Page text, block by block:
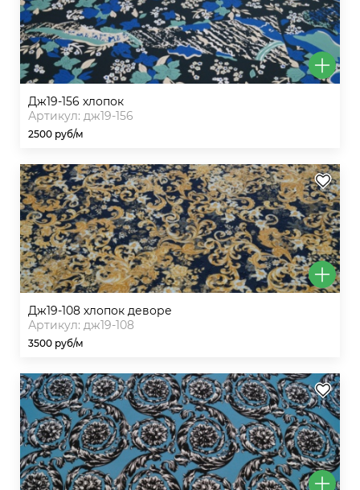
дж19-156 хлопок
Артикул: дж19-156
2500 руб/м
дж19-108 хлопок деворе
Артикул: дж19-108
3500 руб/м